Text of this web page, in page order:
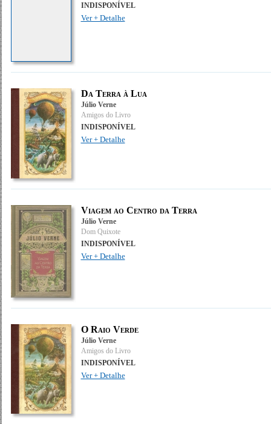
INDISPONÍVEL
Ver + Detalhe
Da Terra à Lua
Júlio Verne
Amigos do Livro
INDISPONÍVEL
Ver + Detalhe
Viagem ao Centro da Terra
Júlio Verne
Dom Quixote
INDISPONÍVEL
Ver + Detalhe
O Raio Verde
Júlio Verne
Amigos do Livro
INDISPONÍVEL
Ver + Detalhe